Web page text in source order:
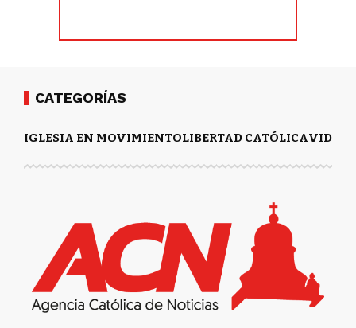
CATEGORÍAS
IGLESIA EN MOVIMIENTOLIBERTAD CATÓLICAVIDA